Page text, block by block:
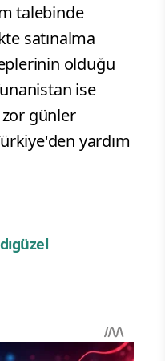
talebinde
satınalma
olduğu
ise
günler
yardım